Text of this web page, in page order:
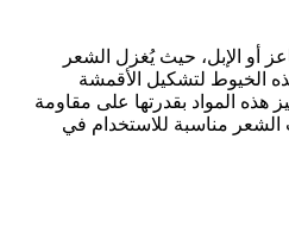
أو الإبل، حيث يُغزل الشعر
الخيوط لتشكيل الأقمشة
هذه المواد بقدرتها على مقاومة
الشعر مناسبة للاستخدام في